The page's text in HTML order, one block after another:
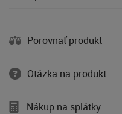
Porovnať produkt
Otázka na produkt
Nákup na splátky